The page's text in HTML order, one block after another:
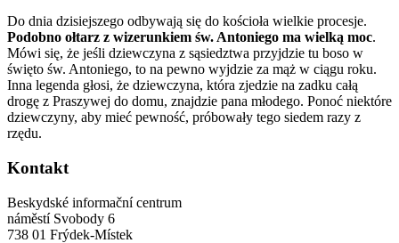
Do dnia dzisiejszego odbywają się do kościoła wielkie procesje.
Podobno ołtarz z wizerunkiem św. Antoniego ma wielką moc.
Mówi się, że jeśli dziewczyna z sąsiedztwa przyjdzie tu boso w
święto św. Antoniego, to na pewno wyjdzie za mąż w ciągu roku.
Inna legenda głosi, że dziewczyna, która zjedzie na zadku całą
drogę z Praszywej do domu, znajdzie pana młodego. Ponoć niektóre
dziewczyny, aby mieć pewność, próbowały tego siedem razy z
rzędu.
Kontakt
Beskydské informační centrum
náměstí Svobody 6
738 01 Frýdek-Místek